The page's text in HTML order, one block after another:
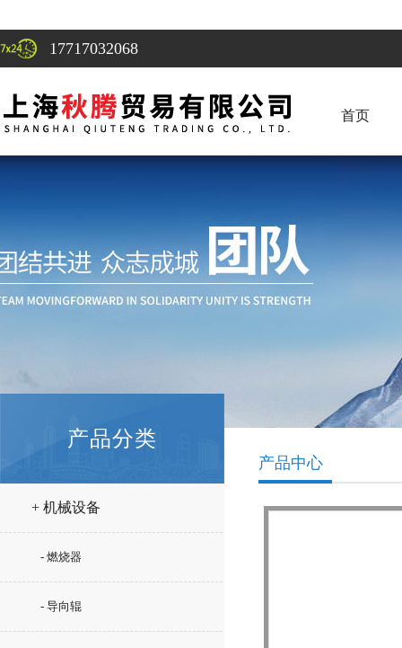
17717032068
首页
产品分类
+ 机械设备
- 燃烧器
- 导向辊
产品中心